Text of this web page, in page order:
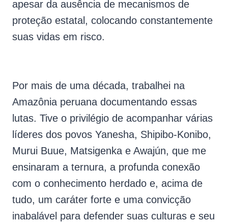
apesar da ausência de mecanismos de
proteção estatal, colocando constantemente
suas vidas em risco.
Por mais de uma década, trabalhei na
Amazônia peruana documentando essas
lutas. Tive o privilégio de acompanhar várias
líderes dos povos Yanesha, Shipibo-Konibo,
Murui Buue, Matsigenka e Awajún, que me
ensinaram a ternura, a profunda conexão
com o conhecimento herdado e, acima de
tudo, um caráter forte e uma convicção
inabalável para defender suas culturas e seu